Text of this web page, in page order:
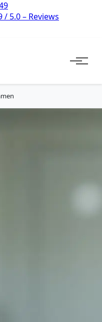
/ 5.0 – Reviews